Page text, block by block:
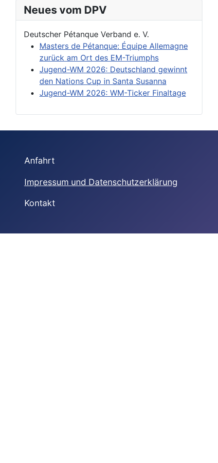
Neues vom DPV
Deutscher Pétanque Verband e. V.
Masters de Pétanque: Équipe Allemagne
zurück am Ort des EM-Triumphs
Jugend-WM 2026: Deutschland gewinnt
den Nations Cup in Santa Susanna
Jugend-WM 2026: WM-Ticker Finaltage
Anfahrt
Impressum und Datenschutzerklärung
Kontakt